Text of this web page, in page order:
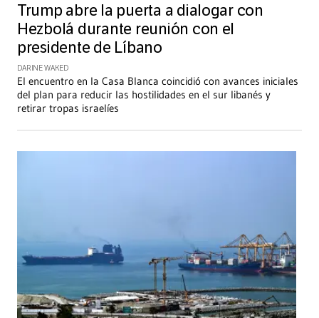
Trump abre la puerta a dialogar con
Hezbolá durante reunión con el
presidente de Líbano
DARINE WAKED
El encuentro en la Casa Blanca coincidió con avances iniciales
del plan para reducir las hostilidades en el sur libanés y
retirar tropas israelíes